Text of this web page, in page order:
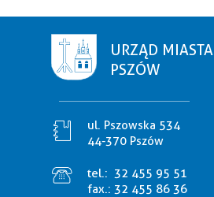
URZĄD MIASTA
PSZÓW
ul. Pszowska 534
44-370 Pszów
tel.: 32 455 95 51
fax.: 32 455 86 36